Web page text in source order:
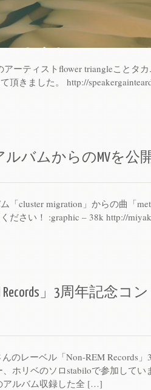
アーティストflower triangleことタ
頂きました。 http://
ルバムからのMVを公
「cluster migration」からの曲「
ださい！ :graphic – 38k http://
Records」3周年記念
んのレーベル「Non-REM Records
ホリベのソロstabiloで参加して
アルバム収録した全 […]